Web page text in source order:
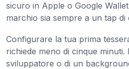
sicuro in Apple o Google
marchio sia sempre a un tap di
Configurare la tua prima
richiede meno di cinque
sviluppatore o di un